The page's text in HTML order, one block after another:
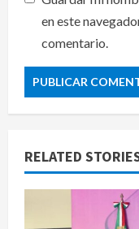
en este
comentario.
RELATED